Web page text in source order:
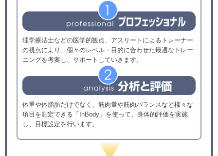
理学療法士などの医学的観点、アスリートによるトレーナー
の視点により、個々のレベル・目的に合わせた最適なトレー
ニングを考案し、サポートしていきます。
体重や体脂肪だけでなく、筋肉量や筋肉バランスなど様々な
項目を測定できる「InBody」を使って、身体的評価を実施
し、目標設定を行います。